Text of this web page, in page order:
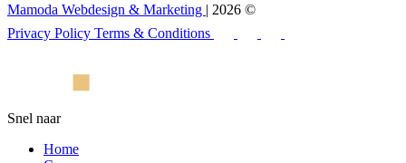
Mamoda Webdesign & Marketing | 2026 ©
Privacy Policy Terms & Conditions
Snel naar
Home